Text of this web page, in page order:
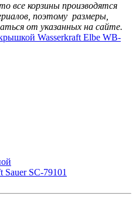
все корзины производятся
поэтому размеры,
от указанных на сайте.
Wasserkraft Еlbe WB-
SC-79101